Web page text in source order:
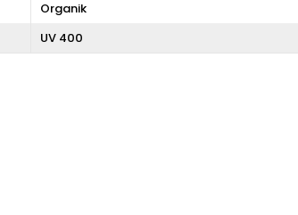
Organik
UV 400